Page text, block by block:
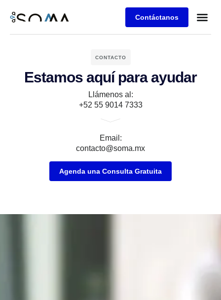
Contáctanos
CONTACTO
Estamos aquí para ayudar
Llámenos al:
+52 55 9014 7333
Email:
contacto@soma.mx
Agenda una Consulta Gratuita